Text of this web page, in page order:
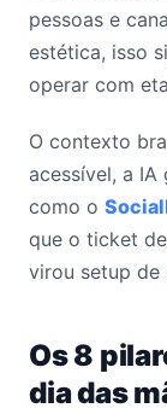
pessoas e
estética, isso
operar com
O contexto
acessível, a
como o
que o ticket
virou setup de
Os 8
dia das